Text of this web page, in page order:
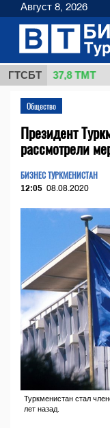
ГТСБТ
37,8 ТМТ
Общество
Президент
рассмотрели
БИЗНЕС ТУРКМЕНИСТАН
12:05 08.08.2020
Туркменистан стал
лет назад.
Август 8, 2026